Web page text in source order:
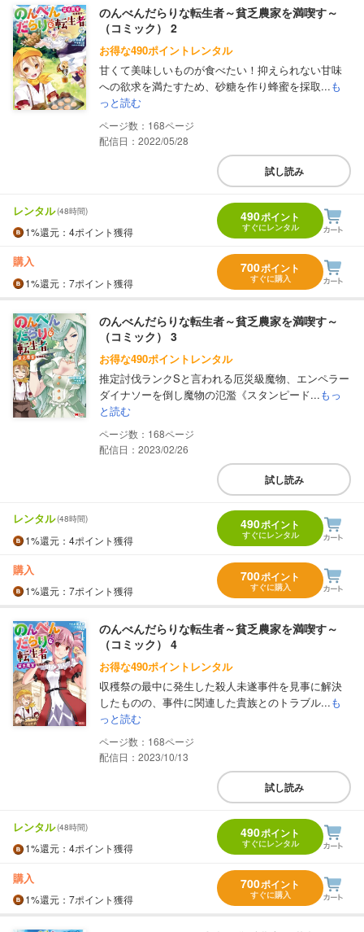
のんべんだらりな転生者～貧乏農家を満喫す～
（コミック） 2
お得な490ポイントレンタル
甘くて美味しいものが食べたい！抑えられない甘味
への欲求を満たすため、砂糖を作り蜂蜜を採取...も
っと読む
168
配信日：2022/05/28
試し読み
レンタル(48時間)
1%還元 ：4ポイント獲得
490ポイント
すぐにレンタル
購入
1%還元 ：7ポイント獲得
700ポイント
すぐに購入
のんべんだらりな転生者～貧乏農家を満喫す～
（コミック） 3
お得な490ポイントレンタル
推定討伐ランクSと言われる厄災級魔物、エンペラー
ダイナソーを倒し魔物の氾濫《スタンピード...もっ
と読む
168
配信日：2023/02/26
試し読み
レンタル(48時間)
1%還元 ：4ポイント獲得
490ポイント
すぐにレンタル
購入
1%還元 ：7ポイント獲得
700ポイント
すぐに購入
のんべんだらりな転生者～貧乏農家を満喫す～
（コミック） 4
お得な490ポイントレンタル
収穫祭の最中に発生した殺人未遂事件を見事に解決
したものの、事件に関連した貴族とのトラブル...も
っと読む
168
配信日：2023/10/13
試し読み
レンタル(48時間)
1%還元 ：4ポイント獲得
490ポイント
すぐにレンタル
購入
1%還元 ：7ポイント獲得
700ポイント
すぐに購入